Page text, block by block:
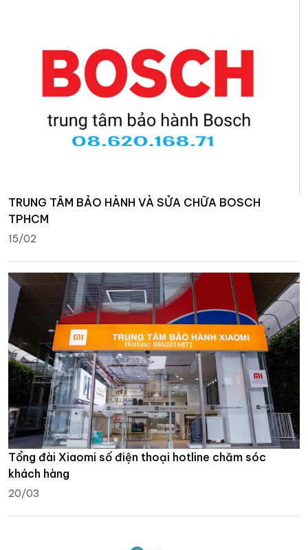
TRUNG TÂM BẢO HÀNH VÀ SỬA CHỮA BOSCH
TPHCM
15/02
Tổng đài Xiaomi số điện thoại hotline chăm sóc
khách hàng
20/03